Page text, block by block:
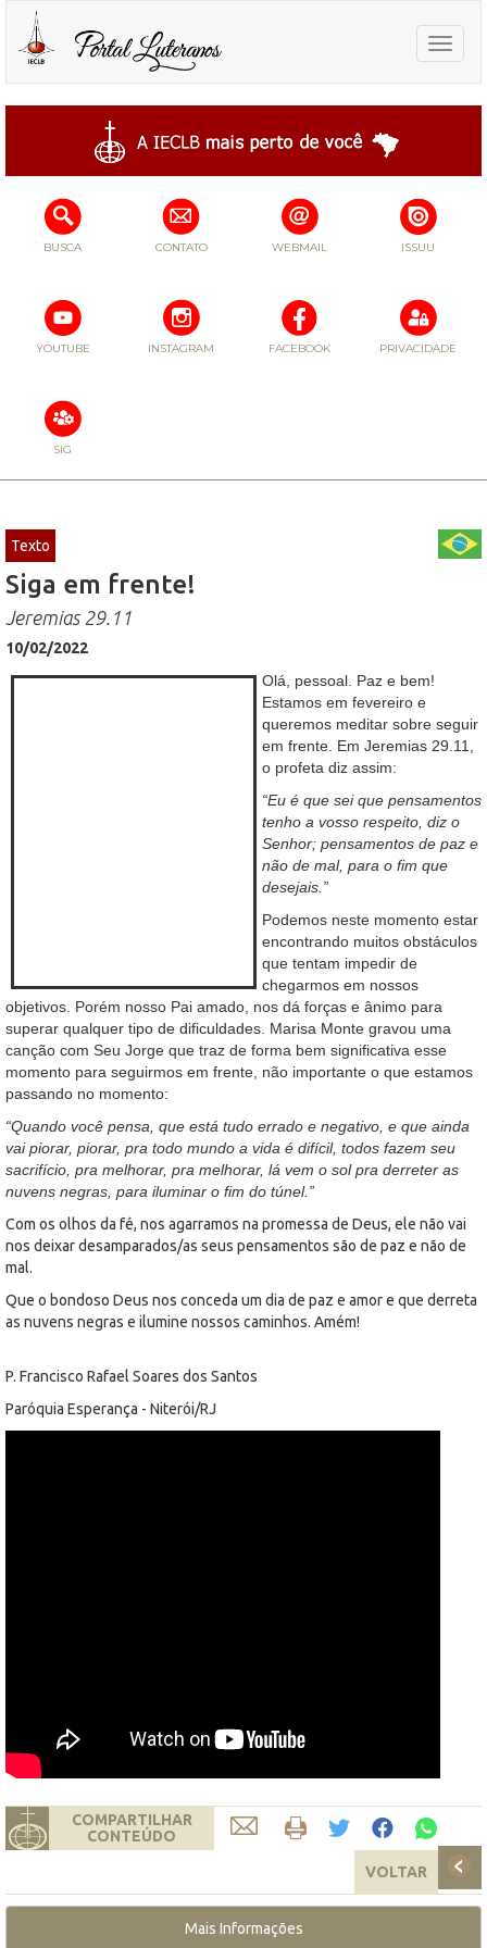
Toggle
BUSCA CONTATO WEBMAIL ISSUU
YOUTUBE INSTAGRAM FACEBOOK PRIVACIDADE
SIG
Texto
Siga em frente!
Jeremias 29.11
10/02/2022
Olá, pessoal. Paz e bem!
Estamos em fevereiro e
queremos meditar sobre seguir
em frente. Em Jeremias 29.11,
o profeta diz assim:
“Eu é que sei que pensamentos
tenho a vosso respeito, diz o
Senhor; pensamentos de paz e
não de mal, para o fim que
desejais.”
Podemos neste momento estar
encontrando muitos obstáculos
que tentam impedir de
chegarmos em nossos
objetivos. Porém nosso Pai amado, nos dá forças e ânimo para
superar qualquer tipo de dificuldades. Marisa Monte gravou uma
canção com Seu Jorge que traz de forma bem significativa esse
momento para seguirmos em frente, não importante o que estamos
passando no momento:
“Quando você pensa, que está tudo errado e negativo, e que ainda
vai piorar, piorar, pra todo mundo a vida é difícil, todos fazem seu
sacrifício, pra melhorar, pra melhorar, lá vem o sol pra derreter as
nuvens negras, para iluminar o fim do túnel.”
Com os olhos da fé, nos agarramos na promessa de Deus, ele não vai
nos deixar desamparados/as seus pensamentos são de paz e não de
mal.
Que o bondoso Deus nos conceda um dia de paz e amor e que derreta
as nuvens negras e ilumine nossos caminhos. Amém!
P. Francisco Rafael Soares dos Santos
Paróquia Esperança - Niterói/RJ
COMPARTILHAR
CONTEÚDO
VOLTAR
Mais Informações